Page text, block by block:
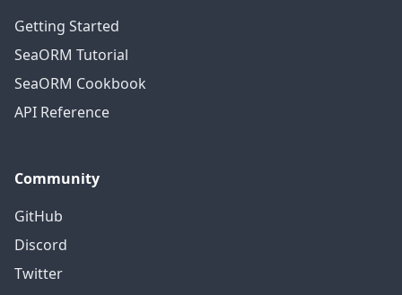
Getting Started
SeaORM Tutorial
SeaORM Cookbook
API Reference
Community
GitHub
Discord
Twitter